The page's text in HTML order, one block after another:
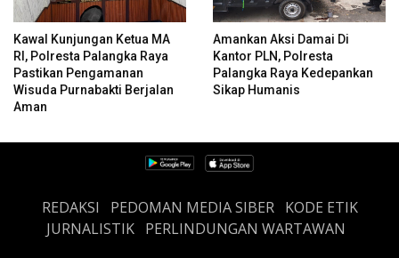
Kawal Kunjungan Ketua MA
RI, Polresta Palangka Raya
Pastikan Pengamanan
Wisuda Purnabakti Berjalan
Aman
Amankan Aksi Damai Di
Kantor PLN, Polresta
Palangka Raya Kedepankan
Sikap Humanis
REDAKSI PEDOMAN MEDIA SIBER
KODE ETIK
JURNALISTIK PERLINDUNGAN WARTAWAN